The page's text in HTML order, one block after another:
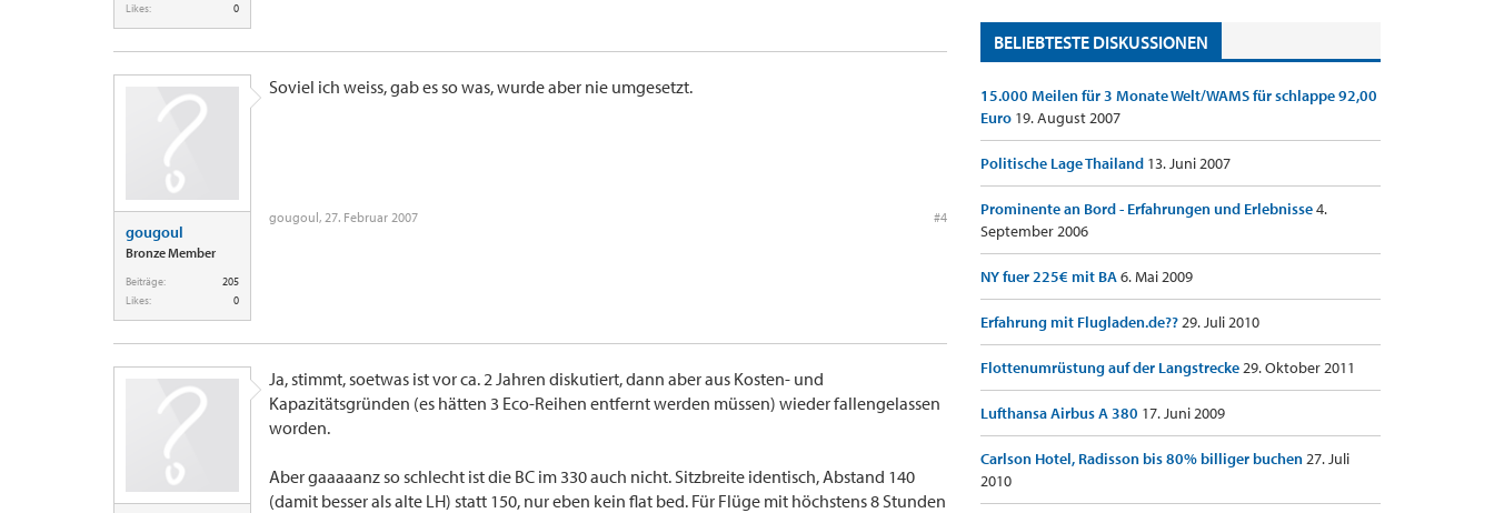
Likes:
0
gougoul
Bronze Member
Beiträge:
205
Likes:
0
Soviel ich weiss, gab es so was, wurde aber nie umgesetzt.
gougoul, 27. Februar 2007 #4
Ja, stimmt, soetwas ist vor ca. 2 Jahren diskutiert, dann aber aus Kosten- und
Kapazitätsgründen (es hätten 3 Eco-Reihen entfernt werden müssen) wieder fallengelassen
worden.
Aber gaaaaanz so schlecht ist die BC im 330 auch nicht. Sitzbreite identisch, Abstand 140
(damit besser als alte LH) statt 150, nur eben kein flat bed. Für Flüge mit höchstens 8 Stunden
BELIEBTESTE DISKUSSIONEN
15.000 Meilen für 3 Monate Welt/WAMS für schlappe 92,00
Euro 19. August 2007
Politische Lage Thailand 13. Juni 2007
Prominente an Bord - Erfahrungen und Erlebnisse4.
September 2006
NY fuer 225€ mit BA6. Mai 2009
Erfahrung mit Flugladen.de??29. Juli 2010
Flottenumrüstung auf der Langstrecke29. Oktober 2011
Lufthansa Airbus A 380 17. Juni 2009
Carlson Hotel, Radisson bis 80% billiger buchen27. Juli
2010